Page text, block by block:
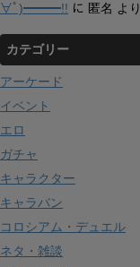
∀ﾟ)━━━!! に 匿名 より
カテゴリー
アーケード
イベント
エロ
ガチャ
キャラクター
キャラバン
コロシアム・デュエル
ネタ・雑談